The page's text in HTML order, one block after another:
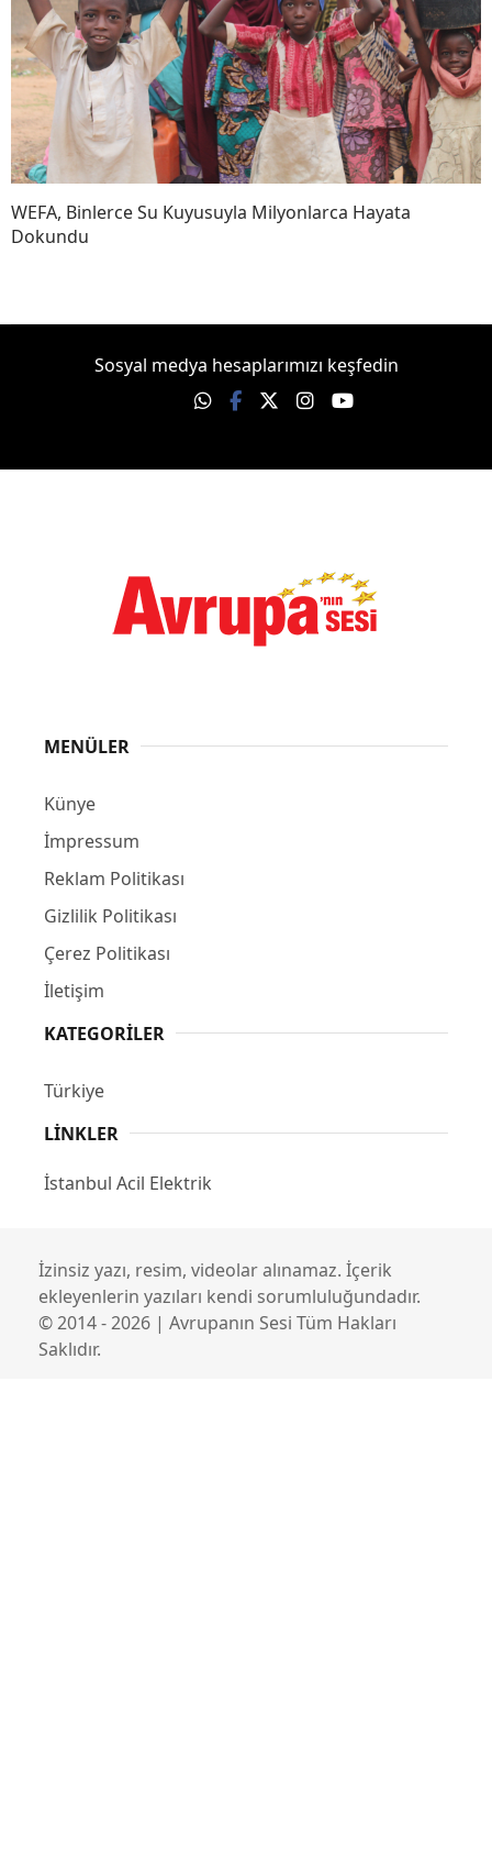
WEFA, Binlerce Su Kuyusuyla Milyonlarca Hayata
Dokundu
Sosyal medya hesaplarımızı keşfedin
MENÜLER
Künye
İmpressum
Reklam Politikası
Gizlilik Politikası
Çerez Politikası
İletişim
KATEGORILER
Türkiye
LINKLER
İstanbul Acil Elektrik
İzinsiz yazı, resim, videolar alınamaz. İçerik
ekleyenlerin yazıları kendi sorumluluğundadır.
© 2014 - 2026 | Avrupanın Sesi Tüm Hakları
Saklıdır.